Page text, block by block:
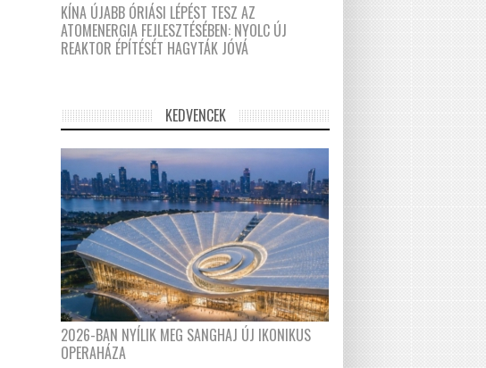
KÍNA ÚJABB ÓRIÁSI LÉPÉST TESZ AZ
ATOMENERGIA FEJLESZTÉSÉBEN: NYOLC ÚJ
REAKTOR ÉPÍTÉSÉT HAGYTÁK JÓVÁ
KEDVENCEK
2026-BAN NYÍLIK MEG SANGHAJ ÚJ IKONIKUS
OPERAHÁZA